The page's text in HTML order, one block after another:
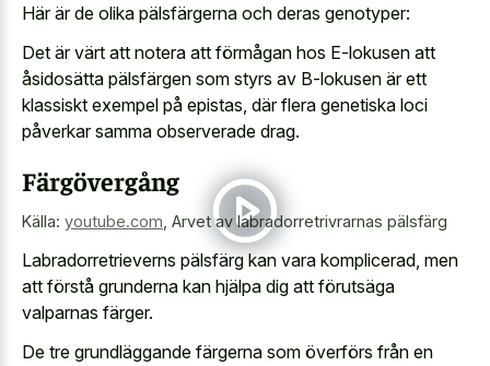
Här är de olika pälsfärgerna och deras genotyper:
Det är värt att notera att förmågan hos E-lokusen att
åsidosätta pälsfärgen som styrs av B-lokusen är ett
klassiskt exempel på epistas, där flera genetiska loci
påverkar samma observerade drag.
Färgövergång
Källa: youtube.com Arvet av labradorretrivrarnas pälsfärg
Labradorretrieverns pälsfärg kan vara komplicerad, men
att förstå grunderna kan hjälpa dig att förutsäga
valparnas färger.
De tre grundläggande färgerna som överförs från en